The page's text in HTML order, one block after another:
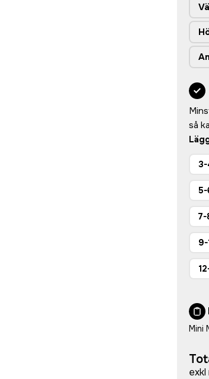
så
3-
5-
7-
9-
Mini
exkl